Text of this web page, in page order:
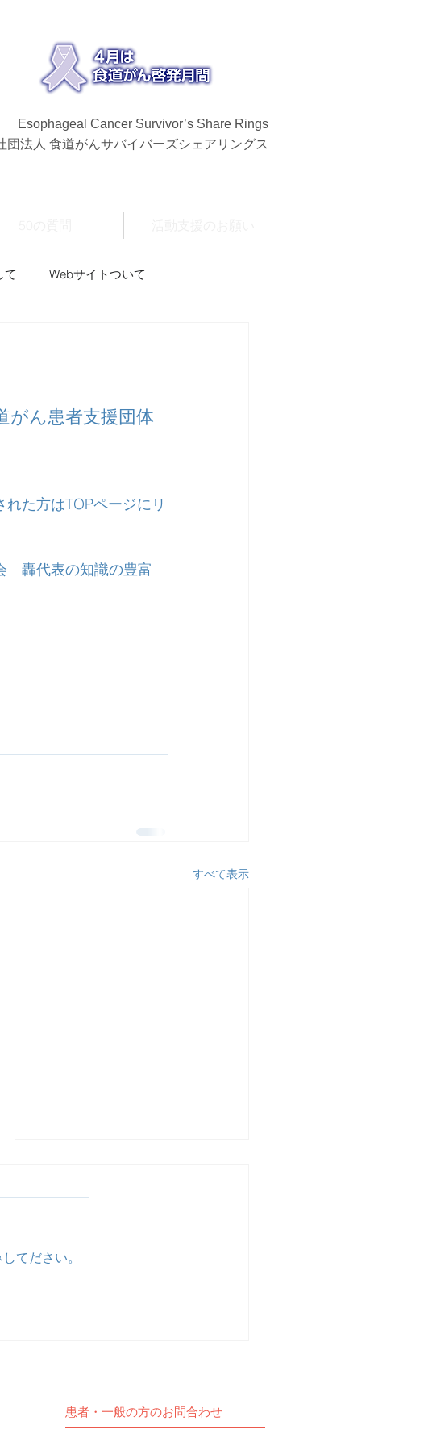
Esophageal Cancer Survivor’s Share Rings
団法人 食道がんサバイバーズシェアリングス
て Webサイトついて
がん患者支援団体
た方はTOPページにリ
轟代表の知識の豊富
すべて表示
てださい。
患者・一般の方のお問合わせ